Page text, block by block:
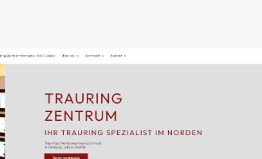
SEITE
SEITESEITE